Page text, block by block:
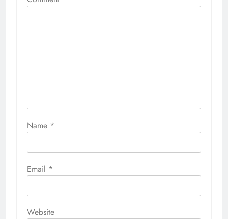
Name *
Email *
Website